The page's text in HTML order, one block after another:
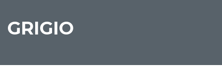
GRIGIO